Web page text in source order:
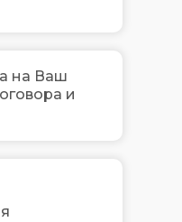
на Ваш
и